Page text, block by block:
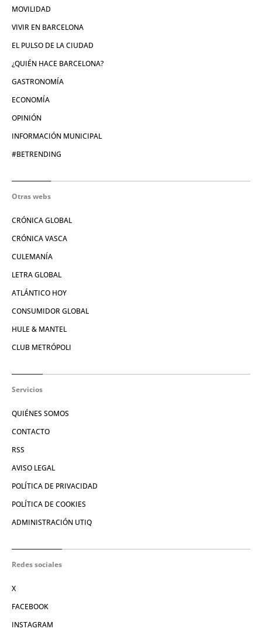
MOVILIDAD
VIVIR EN BARCELONA
EL PULSO DE LA CIUDAD
¿QUIÉN HACE BARCELONA?
GASTRONOMÍA
ECONOMÍA
OPINIÓN
INFORMACIÓN MUNICIPAL
#BETRENDING
Otras webs
CRÓNICA GLOBAL
CRÓNICA VASCA
CULEMANÍA
LETRA GLOBAL
ATLÁNTICO HOY
CONSUMIDOR GLOBAL
HULE & MANTEL
CLUB METRÓPOLI
Servicios
QUIÉNES SOMOS
CONTACTO
RSS
AVISO LEGAL
POLÍTICA DE PRIVACIDAD
POLÍTICA DE COOKIES
ADMINISTRACIÓN UTIQ
Redes sociales
X
FACEBOOK
INSTAGRAM